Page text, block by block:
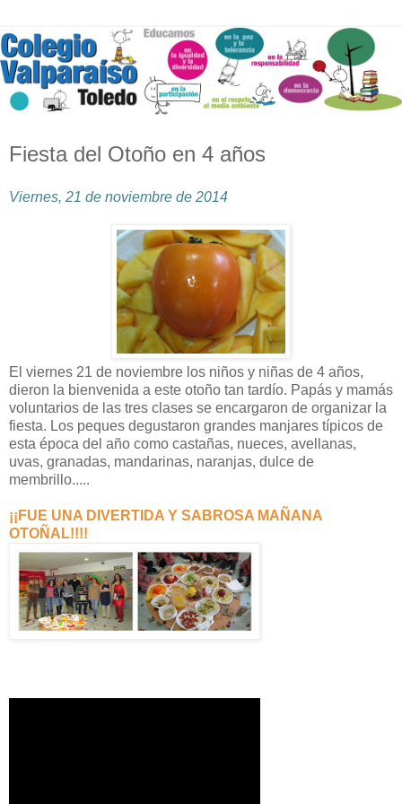
Fiesta del Otoño en 4 años
Viernes, 21 de noviembre de 2014
El viernes 21 de noviembre los niños y niñas de 4 años,
dieron la bienvenida a este otoño tan tardío. Papás y mamás
voluntarios de las tres clases se encargaron de organizar la
fiesta. Los peques degustaron grandes manjares típicos de
esta época del año como castañas, nueces, avellanas,
uvas, granadas, mandarinas, naranjas, dulce de
membrillo.....
¡¡FUE UNA DIVERTIDA Y SABROSA MAÑANA
OTOÑAL!!!!